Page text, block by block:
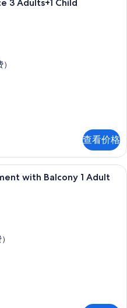
3 Adults+1 Child
查看价格
高档床上用品、客房内保险箱、免费
with Balcony 1 Adult